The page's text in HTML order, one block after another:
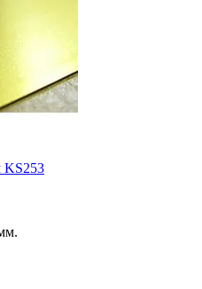
KS253